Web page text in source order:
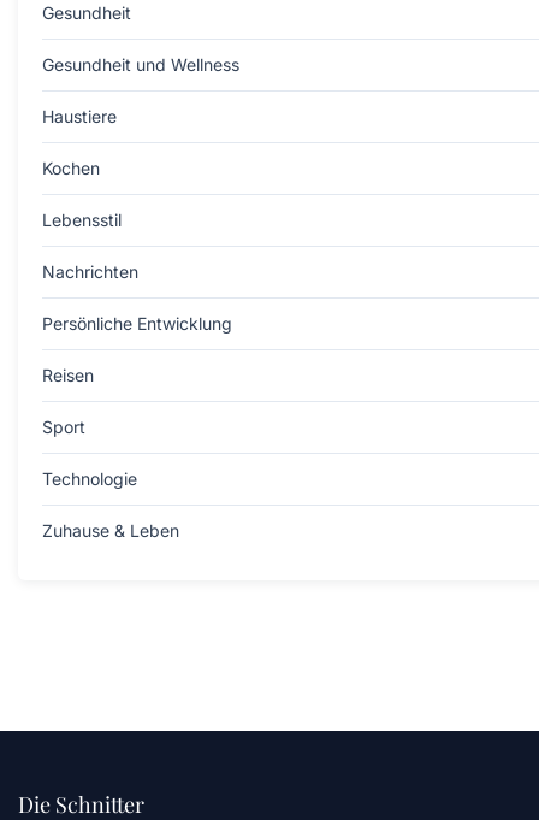
Gesundheit
Gesundheit und Wellness
Haustiere
Kochen
Lebensstil
Nachrichten
Persönliche Entwicklung
Reisen
Sport
Technologie
Zuhause & Leben
Die Schnitter